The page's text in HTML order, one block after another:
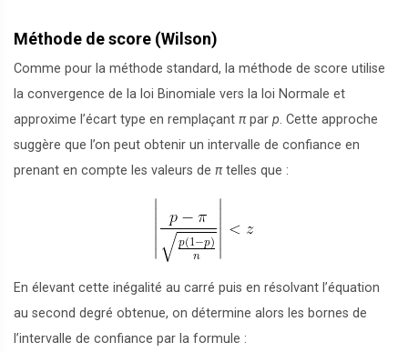
Méthode de score (Wilson)
Comme pour la méthode standard, la méthode de score utilise
la convergence de la loi Binomiale vers la loi Normale et
approxime l’écart type en remplaçant πpar p. Cette approche
suggère que l’on peut obtenir un intervalle de confiance en
prenant en compte les valeurs de πtelles que :
En élevant cette inégalité au carré puis en résolvant l’équation
au second degré obtenue, on détermine alors les bornes de
l’intervalle de confiance par la formule :